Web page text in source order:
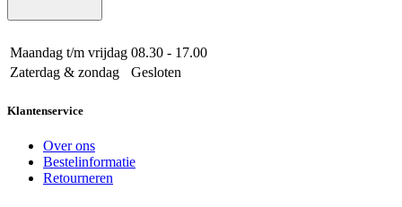
Maandag t/m vrijdag 08.30 - 17.00
Zaterdag & zondag
Gesloten
Klantenservice
Over ons
Bestelinformatie
Retourneren